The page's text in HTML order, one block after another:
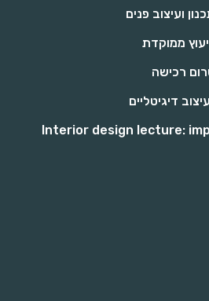
ועיצוב פנים
ממוקדת
רכישה
דיגיטליים
Interior design lecture: